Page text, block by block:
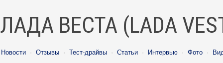
ЛАДА ВЕСТА (LADA
Новости · Отзывы · Тест-драйвы · Статьи · Интервью · Фото ·